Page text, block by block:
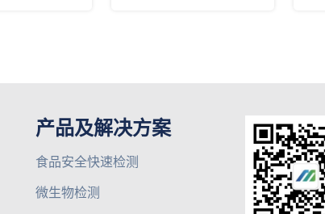
产品及解决方案
食品安全快速检测
微生物检测